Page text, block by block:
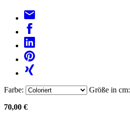
Farbe: Größe in cm:
70,00 €